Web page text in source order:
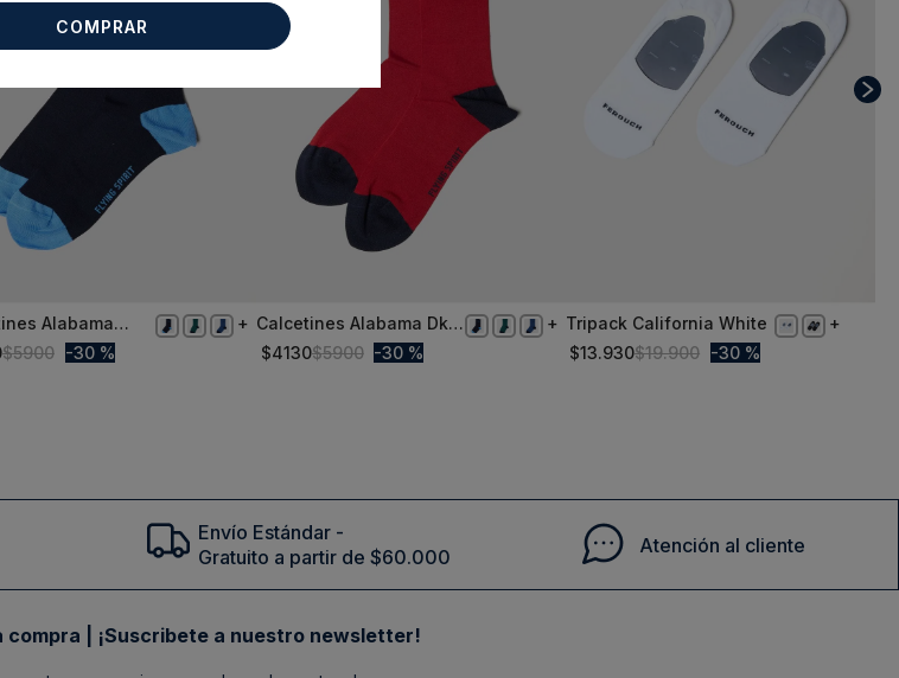
Alabama
$5900 30 %
S/T
Calcetines Alabama Dk
Red
$4130$5900 30 %
43/44
Tripack California White
$13.930$19.900 30 %
Envío Estándar -
Gratuito a partir de $60.000
Atención al cliente
compra | ¡Suscribete a nuestro newsletter!
COMPRAR